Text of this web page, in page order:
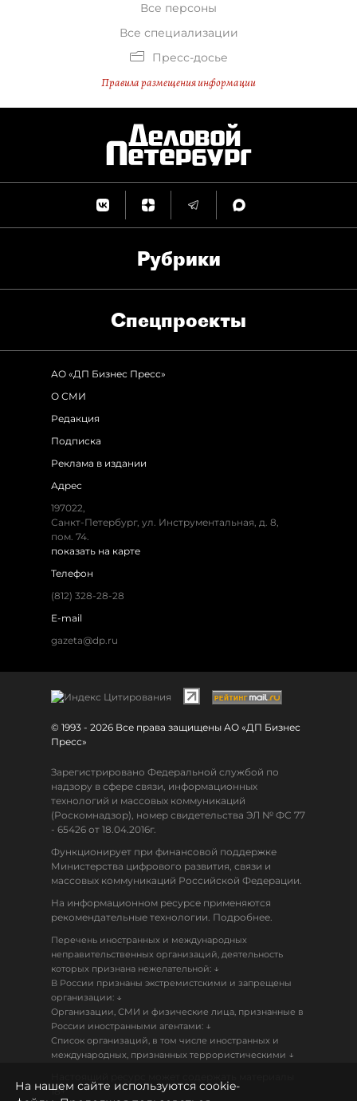
Все персоны
Все специализации
Пресс-досье
Правила размещения информации
Рубрики
Спец­проекты
АО «ДП Бизнес Пресс»
О СМИ
Редакция
Подписка
Реклама в издании
Адрес
197022,
Санкт-Петербург, ул. Инструментальная, д. 8,
пом. 74.
показать на карте
Телефон
(812) 328-28-28
E-mail
gazeta@dp.ru
© 1993 - 2026 Все права защищены АО «ДП Бизнес
Пресс»
Зарегистрировано Федеральной службой по
надзору в сфере связи, информационных
технологий и массовых коммуникаций
(Роскомнадзор), номер свидетельства ЭЛ № ФС 77
- 65426 от 18.04.2016г.
Функционирует при финансовой поддержке
Министерства цифрового развития, связи и
массовых коммуникаций Российской Федерации.
На информационном ресурсе применяются
рекомендательные технологии. Подробнее.
Перечень иностранных и международных
неправительственных организаций, деятельность
которых признана нежелательной: ↓
В России признаны экстремистскими и запрещены
организации: ↓
Организации, СМИ и физические лица, признанные в
России иностранными агентами: ↓
Список организаций, в том числе иностранных и
международных, признанных террористическими ↓
18+
На нашем сайте используются cookie-